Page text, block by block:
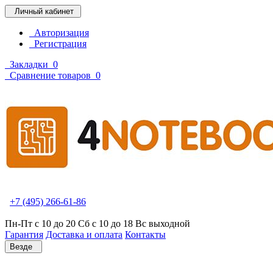
Личный кабинет
Авторизация
Регистрация
Закладки 0
Сравнение товаров 0
+7 (495) 266-61-86
Пн-Пт с 10 до 20 Сб с 10 до 18 Вс выходной
Гарантия Доставка и оплата Контакты
Везде